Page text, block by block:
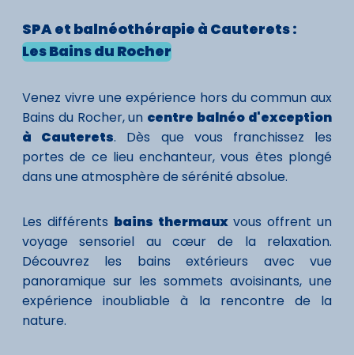
SPAet balnéothérapie à Cauterets :
Les Bains du Rocher
Venez vivre une expérience hors du commun aux
Bains du Rocher, un centre balnéo d'exception
à Cauterets. Dès que vous franchissez les
portes de ce lieu enchanteur, vous êtes plongé
dans une atmosphère de sérénité absolue.
Les différents bains thermauxvous offrent un
voyage sensoriel au cœur de la relaxation.
Découvrez les bains extérieurs avec vue
panoramique sur les sommets avoisinants, une
expérience inoubliable à la rencontre de la
nature.